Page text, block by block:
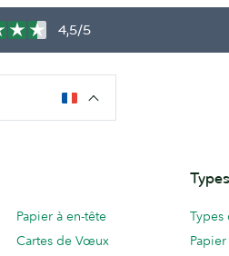
4,5/5
Papier à en-tête
Cartes de Vœux